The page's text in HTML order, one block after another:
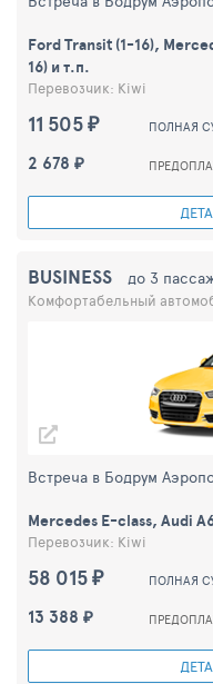
11 505 ₽ ПОЛНАЯ
2 678 ₽
Ford Transit (1-16),
16) и т.п.
Перевозчик: Kiwi
58 015 ₽ ПОЛНАЯ
13 388 ₽
Встреча в Бодрум
BUSINESS до 3
Комфортабельный
Mercedes E-class, Audi
Перевозчик: Kiwi